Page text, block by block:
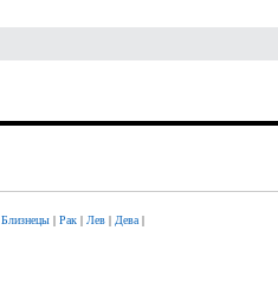
Близнецы | Рак | Лев | Дева |